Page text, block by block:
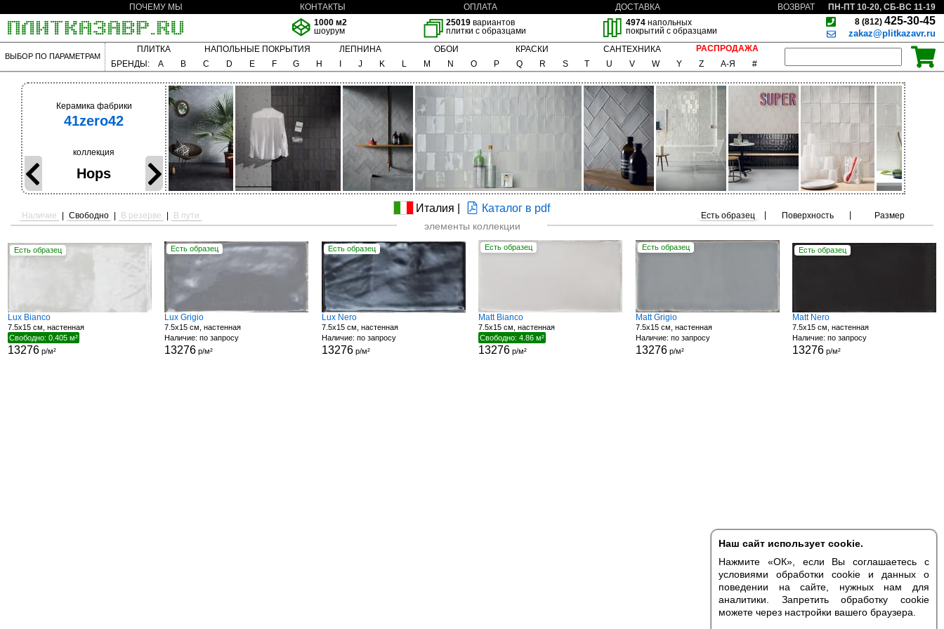
Наш сайт использует cookie.
Нажмите «ОК», если Вы соглашаетесь с
условиями обработки cookie и данных о
поведении на сайте, нужных нам для
аналитики. Запретить обработку cookie
можете через настройки вашего браузера.
ПОЧЕМУ МЫ КОНТАКТЫ ОПЛАТА ДОСТАВКА ВОЗВРАТ
ПН-ПТ 10-20, СБ-ВС 11-19
1000 м2
шоурум
25019 вариантов
плитки с образцами
4974напольных
покрытий с образцами
8 (812) 425-30-45
zakaz@plitkazavr.ru
ВЫБОР ПО ПАРАМЕТРАМ
ПЛИТКА НАПОЛЬНЫЕ ПОКРЫТИЯ ЛЕПНИНА ОБОИ КРАСКИ САНТЕХНИКА
РАСПРОДАЖА
БРЕНДЫ:
A B C D E F G H J K L M N O P Q R S T U V W Y Z А-Я #
Керамика фабрики
41zero42
коллекция
Hops
Италия | Каталог в pdf
Наличие | Свободно | В резерве | В пути
элементы коллекции
Есть образец | Поверхность | Размер
Есть образец
Lux Bianco
7.5x15 см, настенная
Свободно: 0.405 м²
13276р/м²
Есть образец
Lux Grigio
7.5x15 см, настенная
Наличие: по запросу
13276 р/м²
Есть образец
Lux Nero
7.5x15 см, настенная
Наличие: по запросу
13276р/м²
Есть образец
Matt Bianco
7.5x15 см, настенная
Свободно: 4.86 м²
13276 р/м²
Есть образец
Matt Grigio
7.5x15 см, настенная
Наличие: по запросу
13276р/м²
Есть образец
Matt Nero
7.5x15 см, настенная
Наличие: по запросу
13276 р/м²